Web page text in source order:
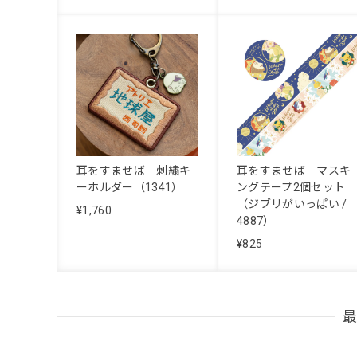
耳をすませば 刺繍キ
ーホルダー（1341）
¥1,760
耳をすませば マスキ
ングテープ2個セット
（ジブリがいっぱい /
4887）
¥825